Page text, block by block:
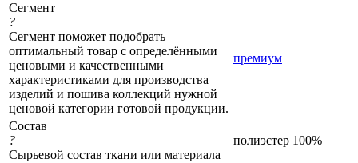
Сегмент
?
Сегмент поможет подобрать
оптимальный товар с определёнными
ценовыми и качественными
характеристиками для производства
изделий и пошива коллекций нужной
ценовой категории готовой продукции.
премиум
Состав
?
Сырьевой состав ткани или материала
полиэстер 100%